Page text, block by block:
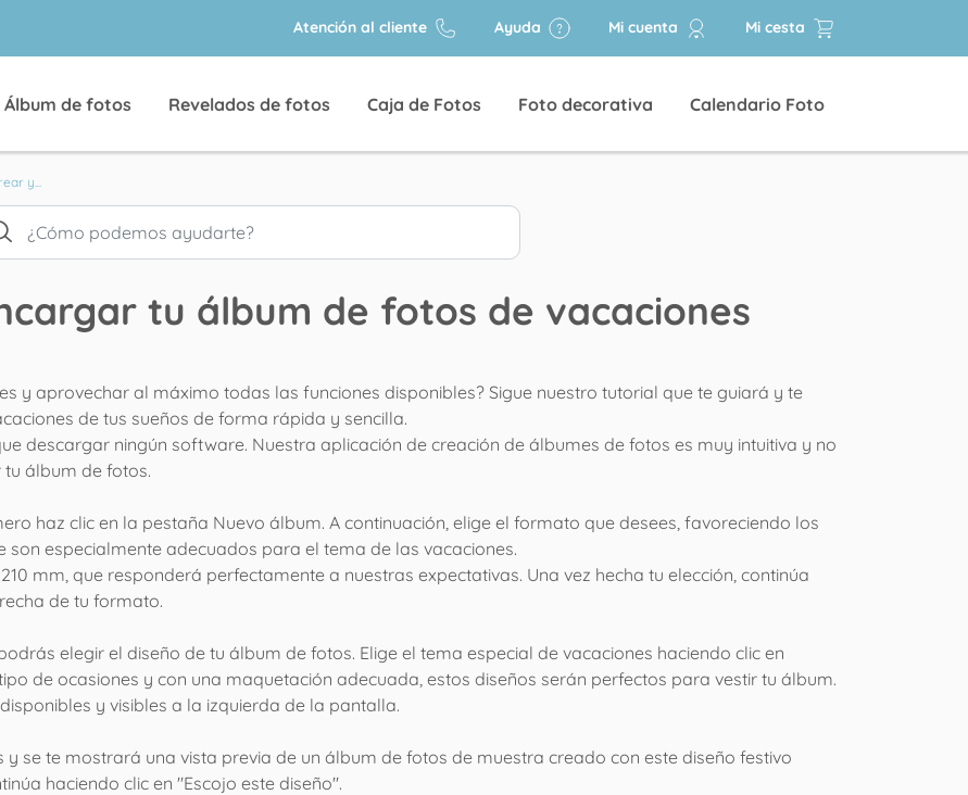
Atención al cliente Ayuda Mi cuenta Mi cesta
Álbum de fotos Revelados de fotos Caja de Fotos Foto decorativa Calendario Foto
y...
tu álbum de fotos de vacaciones
y aprovechar al máximo todas las funciones disponibles? Sigue nuestro tutorial que te guiará y te
de tus sueños de forma rápida y sencilla.
descargar ningún software. Nuestra aplicación de creación de álbumes de fotos es muy intuitiva y no
álbum de fotos.
haz clic en la pestaña Nuevo álbum. A continuación, elige el formato que desees, favoreciendo los
especialmente adecuados para el tema de las vacaciones.
mm, que responderá perfectamente a nuestras expectativas. Una vez hecha tu elección, continúa
de tu formato.
elegir el diseño de tu álbum de fotos. Elige el tema especial de vacaciones haciendo clic en
de ocasiones y con una maquetación adecuada, estos diseños serán perfectos para vestir tu álbum.
y visibles a la izquierda de la pantalla.
y se te mostrará una vista previa de un álbum de fotos de muestra creado con este diseño festivo
haciendo clic en "Escojo este diseño".